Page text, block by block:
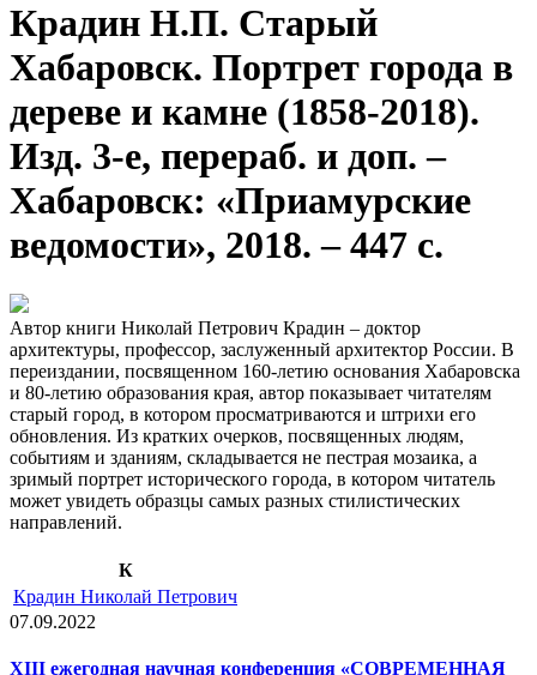
Крадин Н.П. Старый
Хабаровск. Портрет города в
дереве и камне (1858-2018).
Изд. 3-е, перераб. и доп. –
Хабаровск: «Приамурские
ведомости», 2018. – 447 с.
Автор книги Николай Петрович Крадин – доктор
архитектуры, профессор, заслуженный архитектор России. В
переиздании, посвященном 160-летию основания Хабаровска
и 80-летию образования края, автор показывает читателям
старый город, в котором просматриваются и штрихи его
обновления. Из кратких очерков, посвященных людям,
событиям и зданиям, складывается не пестрая мозаика, а
зримый портрет исторического города, в котором читатель
может увидеть образцы самых разных стилистических
направлений.
К
Крадин Николай Петрович
07.09.2022
XIII ежегодная научная конференция «СОВРЕМЕННАЯ